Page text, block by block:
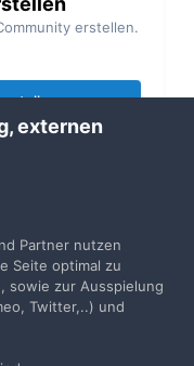
erstellen.
Dich hier an.
externen
Partner nutzen
Seite optimal zu
sowie zur Ausspielung
Twitter,..) und